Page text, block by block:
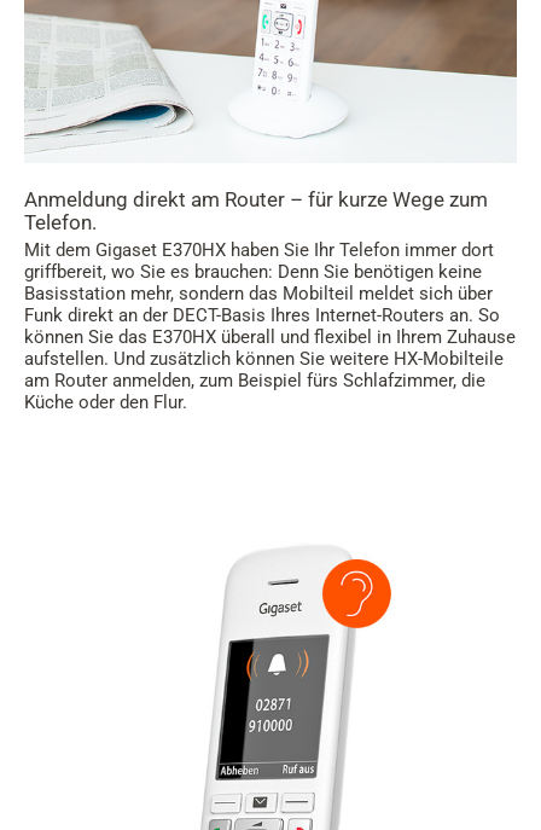
Anmeldung direkt am Router – für kurze Wege zum
Telefon.
Mit dem Gigaset E370HX haben Sie Ihr Telefon immer dort
griffbereit, wo Sie es brauchen: Denn Sie benötigen keine
Basisstation mehr, sondern das Mobilteil meldet sich über
Funk direkt an der DECT-Basis Ihres Internet-Routers an. So
können Sie das E370HX überall und flexibel in Ihrem Zuhause
aufstellen. Und zusätzlich können Sie weitere HX-Mobilteile
am Router anmelden, zum Beispiel fürs Schlafzimmer, die
Küche oder den Flur.